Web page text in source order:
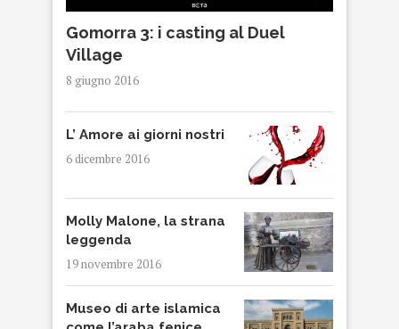
Gomorra 3: i casting al Duel
Village
8 giugno 2016
L’ Amore ai giorni nostri
6 dicembre 2016
Molly Malone, la strana
leggenda
19 novembre 2016
Museo di arte islamica